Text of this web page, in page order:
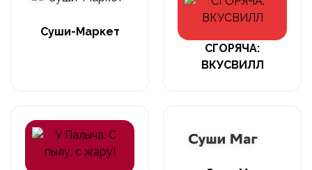
Суши-Маркет
СГОРЯЧА:
ВКУСВИЛЛ